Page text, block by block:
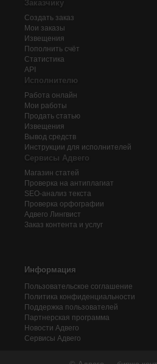
Заказчику
Создать заказ
Мои заказы
Извещения
Пополнить счёт
Статистика
API
Исполнителю
Работа онлайн
Мои работы
Продать статью
Извещения
Вывод средств
Инструкции для исполнителей
Сервисы Адвего
Магазин статей
Проверка на антиплагиат
SEO-анализ текста
Проверка орфографии
Адвего Лингвист
Заказ контента и услуг
Информация
Пользовательское соглашение
Политика конфиденциальности
Поддержка пользователей
Партнерская программа
Новости Адвего
Сервисы Адвего